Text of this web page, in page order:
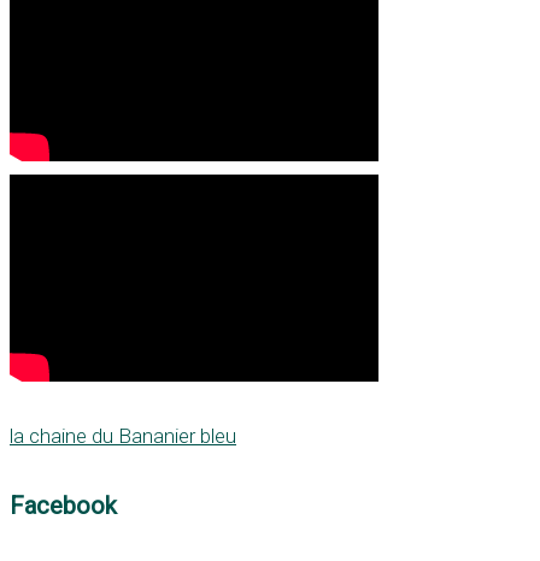
la chaine du Bananier bleu
Facebook